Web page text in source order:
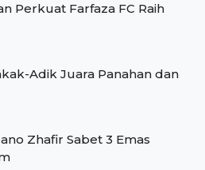
Perkuat Farfaza FC Raih
Adik Juara Panahan dan
Zhafir Sabet 3 Emas